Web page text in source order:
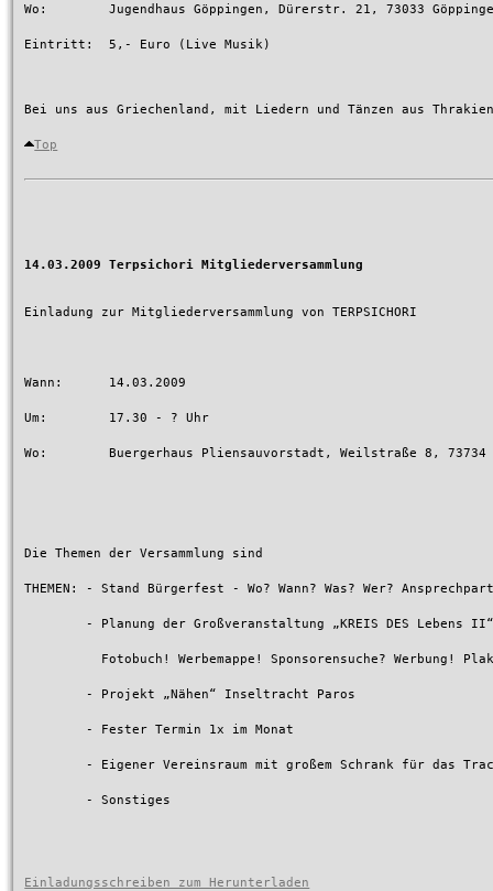
Wo:        Jugendhaus Göppingen, Dürerstr. 21, 73033
Eintritt:  5,- Euro (Live Musik)
Bei uns aus Griechenland, mit Liedern und Tänzen aus
Top
14.03.2009 Terpsichori Mitgliederversammlung
Einladung zur Mitgliederversammlung von TERPSICHORI
Wann:      14.03.2009
Um:        17.30 - ? Uhr
Wo:        Buergerhaus Pliensauvorstadt, Weilstraße 8, 73734
Die Themen der Versammlung sind
THEMEN: - Stand Bürgerfest - Wo? Wann? Was? Wer?
Einladungsschreiben zum Herunterladen